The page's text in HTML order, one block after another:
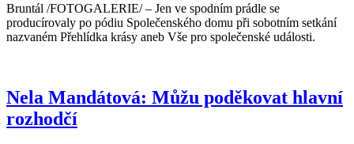
Bruntál /FOTOGALERIE/ – Jen ve spodním prádle se
producírovaly po pódiu Společenského domu při sobotním setkání
nazvaném Přehlídka krásy aneb Vše pro společenské události.
Nela Mandátová: Můžu poděkovat hlavní
rozhodčí